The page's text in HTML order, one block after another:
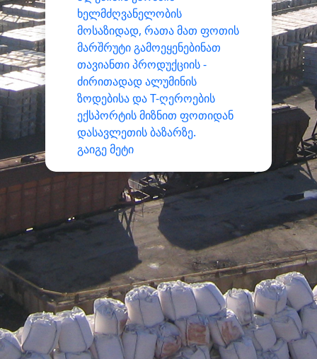
ხელმძღვანელობის
მოსაზიდად, რათა მათ ფოთის
მარშრუტი გამოეყენებინათ
თავიანთი პროდუქციის -
ძირითადად ალუმინის
ზოდებისა და T-ღეროების
ექსპორტის მიზნით ფოთიდან
დასავლეთის ბაზარზე.
გაიგე მეტი